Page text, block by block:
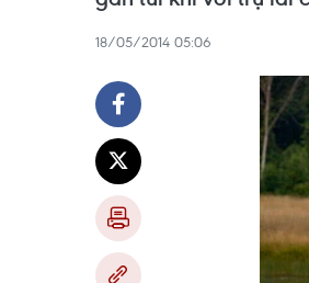
18/05/2014 05:06